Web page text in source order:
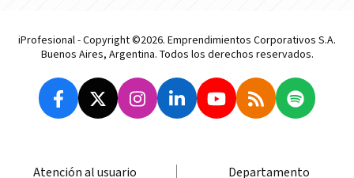
iProfesional - Copyright ©2026. Emprendimientos Corporativos S.A.
Buenos Aires, Argentina. Todos los derechos reservados.
Atención al usuario Departamento